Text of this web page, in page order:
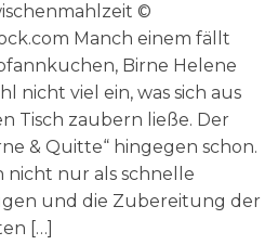
©
Manch einem fällt
Birne Helene
nicht viel ein, was sich aus
Tisch zaubern ließe. Der
& Quitte“ hingegen schon.
nicht nur als schnelle
und die Zubereitung der
[…]